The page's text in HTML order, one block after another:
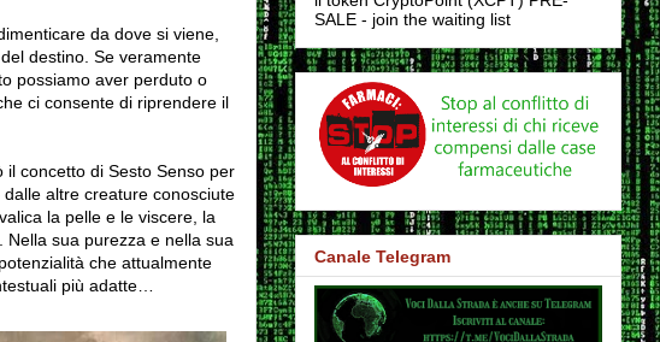
da dove si viene,
destino. Se veramente
possiamo aver perduto o
ci consente di riprendere il
il concetto di Sesto Senso per
altre creature conosciute
la pelle e le viscere, la
sua purezza e nella sua
che attualmente
più adatte…
SALE - join the waiting list
Canale Telegram